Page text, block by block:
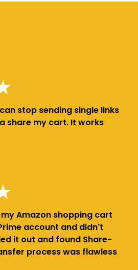
stop sending single links
share my cart. It works
Amazon shopping cart
account and didn't
it out and found Share-
process was flawless